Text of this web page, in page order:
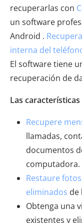
recuperarlas con
un software
Android .
interna del
El software tiene
recuperación de
Las
Recupere
llamadas,
documentos
computadora.
Restaure
eliminados de
Obtenga una
existentes y